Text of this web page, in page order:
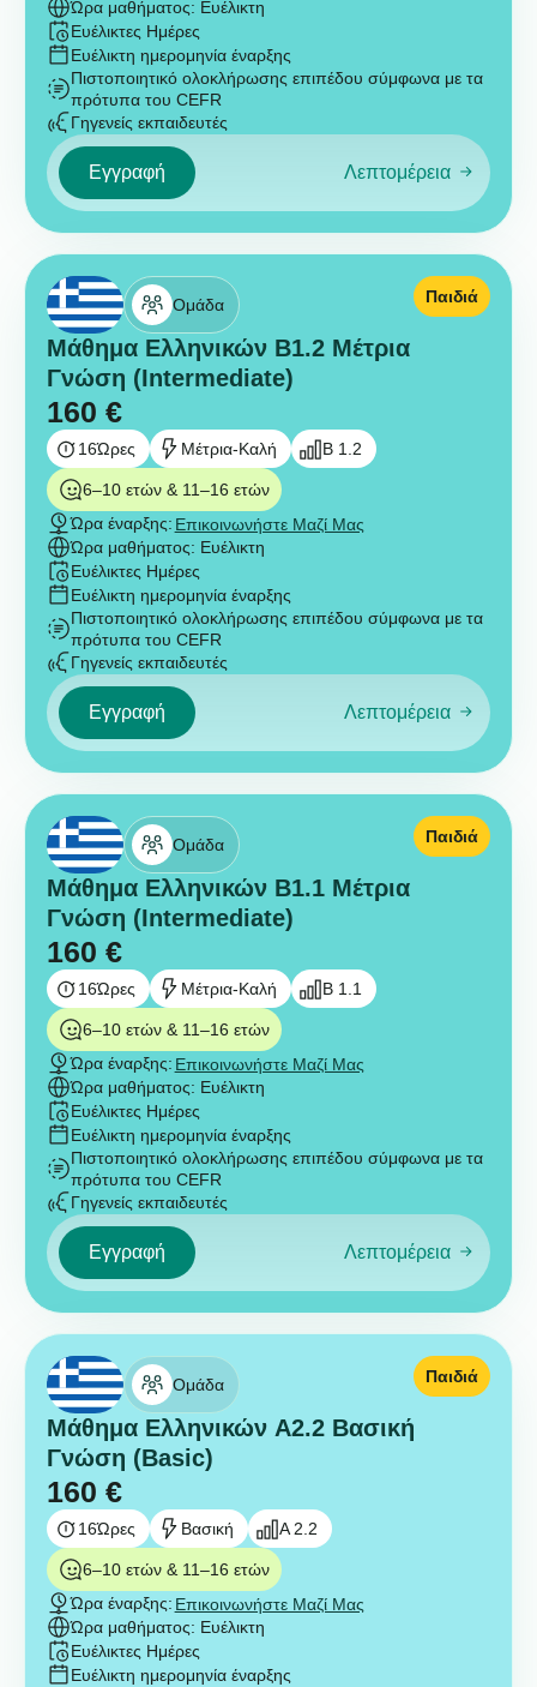
Ώρα μαθήματος: Ευέλικτη
Ευέλικτες Ημέρες
Ευέλικτη ημερομηνία έναρξης
Πιστοποιητικό ολοκλήρωσης επιπέδου σύμφωνα με τα
πρότυπα του CEFR
Γηγενείς εκπαιδευτές
Εγγραφή Λεπτομέρεια
Ομάδα
Μάθημα Ελληνικών B1.2 Μέτρια
Γνώση (Intermediate)
160 €
Παιδιά
16Ώρες Μέτρια-Καλή B 1.2
6–10 ετών & 11–16 ετών
Ώρα έναρξης: Επικοινωνήστε Μαζί Μας
Ώρα μαθήματος: Ευέλικτη
Ευέλικτες Ημέρες
Ευέλικτη ημερομηνία έναρξης
Πιστοποιητικό ολοκλήρωσης επιπέδου σύμφωνα με τα
πρότυπα του CEFR
Γηγενείς εκπαιδευτές
Εγγραφή Λεπτομέρεια
Ομάδα
Μάθημα Ελληνικών B1.1 Μέτρια
Γνώση (Intermediate)
160 €
Παιδιά
16Ώρες Μέτρια-Καλή B 1.1
6–10 ετών & 11–16 ετών
Ώρα έναρξης: Επικοινωνήστε Μαζί Μας
Ώρα μαθήματος: Ευέλικτη
Ευέλικτες Ημέρες
Ευέλικτη ημερομηνία έναρξης
Πιστοποιητικό ολοκλήρωσης επιπέδου σύμφωνα με τα
πρότυπα του CEFR
Γηγενείς εκπαιδευτές
Εγγραφή Λεπτομέρεια
Ομάδα
Μάθημα Ελληνικών A2.2 Βασική
Γνώση (Basic)
160 €
Παιδιά
16Ώρες Βασική A 2.2
6–10 ετών & 11–16 ετών
Ώρα έναρξης: Επικοινωνήστε Μαζί Μας
Ώρα μαθήματος: Ευέλικτη
Ευέλικτες Ημέρες
Ευέλικτη ημερομηνία έναρξης